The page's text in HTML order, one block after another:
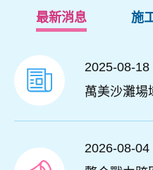
最新消息
2025-08-18
萬美沙灘場
2026-08-04
施